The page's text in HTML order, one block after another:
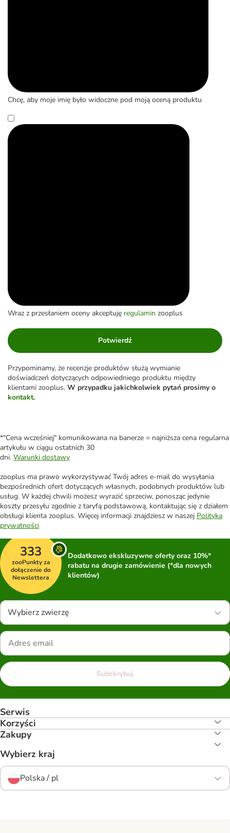
Chcę, aby moje imię było widoczne pod moją oceną produktu
Wraz z przesłaniem oceny akceptuję regulamin zooplus
Potwierdź
Przypominamy, że recenzje produktów służą wymianie
doświadczeń dotyczących odpowiedniego produktu między
klientami zooplus. W przypadku jakichkolwiek pytań prosimy o
kontakt.
*"Cena wcześniej" komunikowana na banerze = najniższa cena regularna
artykułu w ciągu ostatnich 30
dni. Warunki dostawy
zooplus ma prawo wykorzystywać Twój adres e-mail do wysyłania
bezpośrednich ofert dotyczących własnych, podobnych produktów lub
usług. W każdej chwili możesz wyrazić sprzeciw, ponosząc jedynie
koszty przesyłu zgodnie z taryfą podstawową, kontaktując się z działem
obsługi klienta zooplus. Więcej informacji znajdziesz w naszej Polityka
prywatności
333
zooPunkty za
dołączenie do
Newslettera
Dodatkowo ekskluzywne oferty oraz 10%*
rabatu na drugie zamówienie (*dla nowych
klientów)
Wybierz zwierzę
Subskrybuj
Serwis
Korzyści
Zakupy
Wybierz kraj
Polska / pl